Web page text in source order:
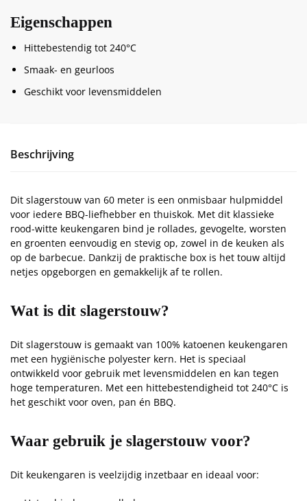
Eigenschappen
Hittebestendig tot 240°C
Smaak- en geurloos
Geschikt voor levensmiddelen
Beschrijving
Dit slagerstouw van 60 meter is een onmisbaar hulpmiddel
voor iedere BBQ-liefhebber en thuiskok. Met dit klassieke
rood-witte keukengaren bind je rollades, gevogelte, worsten
en groenten eenvoudig en stevig op, zowel in de keuken als
op de barbecue. Dankzij de praktische box is het touw altijd
netjes opgeborgen en gemakkelijk af te rollen.
Wat is dit slagerstouw?
Dit slagerstouw is gemaakt van 100% katoenen keukengaren
met een hygiënische polyester kern. Het is speciaal
ontwikkeld voor gebruik met levensmiddelen en kan tegen
hoge temperaturen. Met een hittebestendigheid tot 240°C is
het geschikt voor oven, pan én BBQ.
Waar gebruik je slagerstouw voor?
Dit keukengaren is veelzijdig inzetbaar en ideaal voor: